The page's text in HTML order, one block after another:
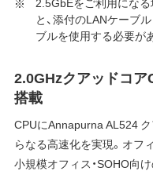
と、添付のLANケーブ
ブルを使用する必要が
2.0GHzクアッドコ
搭載
CPUにAnnapurna AL524
らなる高速化を実現。オフ
小規模オフィス・SOHO向